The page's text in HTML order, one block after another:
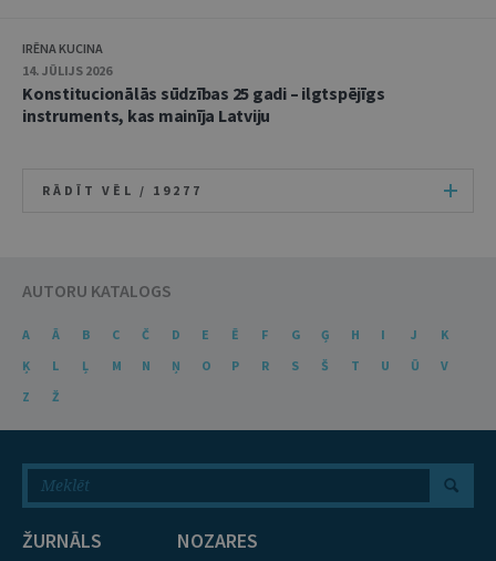
IRĒNA KUCINA
14. JŪLIJS 2026
Konstitucionālās sūdzības 25 gadi – ilgtspējīgs
instruments, kas mainīja Latviju
RĀDĪT VĒL / 19277
AUTORU KATALOGS
A Ā B C Č D E Ē F G Ģ H I J
K
Ķ
L Ļ M N Ņ O P R S Š T U Ū
V
Z
Ž
ŽURNĀLS NOZARES